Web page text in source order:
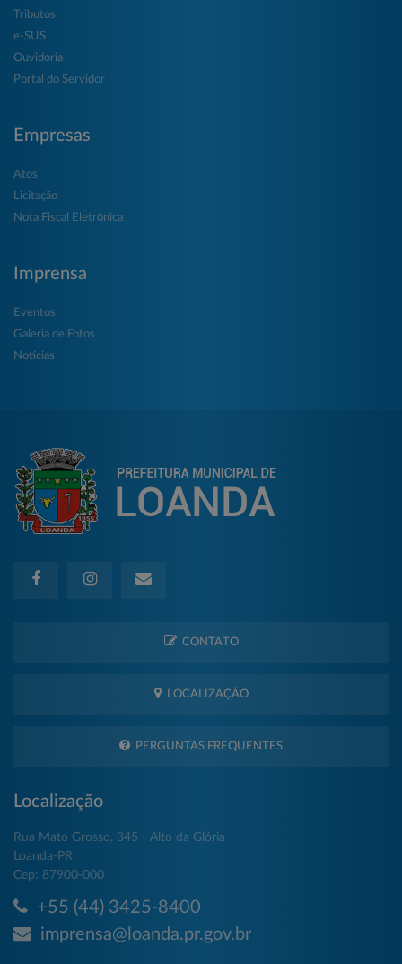
Tributos
e-SUS
Ouvidoria
Portal do Servidor
Empresas
Atos
Licitação
Nota Fiscal Eletrônica
Imprensa
Eventos
Galeria de Fotos
Notícias
CONTATO
LOCALIZAÇÃO
PERGUNTAS FREQUENTES
Localização
Rua Mato Grosso, 345 - Alto da Glória
Loanda-PR
Cep: 87900-000
+55 (44) 3425-8400
imprensa@loanda.pr.gov.br